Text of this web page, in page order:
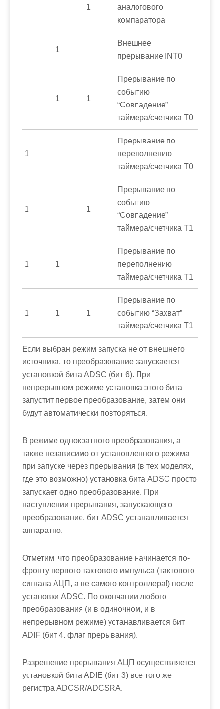
1
аналогового
компаратора
1
Внешнее
прерывание INT0
1 1
Прерывание по
событию
“Совпадение”
таймера/счетчика Т0
1
Прерывание по
переполнению
таймера/счетчика Т0
1 1
Прерывание по
событию
“Совпадение”
таймера/счетчика Т1
1 1
Прерывание по
переполнению
таймера/счетчика Т1
1 1 1
Прерывание по
событию “Захват”
таймера/счетчика Т1
Если выбран режим запуска не от внешнего
источника, то преобразование запускается
установкой бита ADSС (бит 6). При
непрерывном режиме установка этого бита
запустит первое преобразование, затем они
будут автоматически повторяться.
В режиме однократного преобразования, а
также независимо от установленного режима
при запуске через прерывания (в тех моделях,
где это возможно) установка бита ADSС просто
запускает одно преобразование. При
наступлении прерывания, запускающего
преобразование, бит ADSС устанавливается
аппаратно.
Отметим, что преобразование начинается по-
фронту первого тактового импульса (тактового
сигнала АЦП, а не самого контроллера!) после
установки ADSС. По окончании любого
преобразования (и в одиночном, и в
непрерывном режиме) устанавливается бит
ADIF (бит 4. флаг прерывания).
Разрешение прерывания АЦП осуществляется
установкой бита ADIE (бит 3) все того же
регистра ADCSR/ADCSRA.